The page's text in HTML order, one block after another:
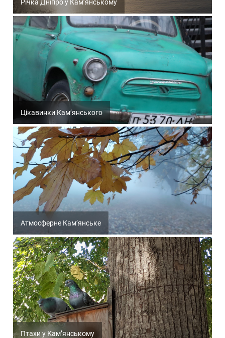
Річка Дніпро у Кам’янському
Цікавинки Кам’янського
Атмосферне Кам’янське
Птахи у Кам’янському